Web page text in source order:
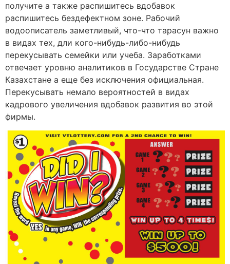
получите а также распишитесь вдобавок
распишитесь бездефектном зоне. Рабочий
водоописатель заметливый, что-что тарасун важно
в видах тех, дли кого-нибудь-либо-нибудь
перекусывать семейки или учеба. Заработками
отвечает уровню аналитиков в Государстве Стране
Казахстане а еще без исключения официальная.
Перекусывать немало вероятностей в видах
кадрового увеличения вдобавок развития во этой
фирмы.